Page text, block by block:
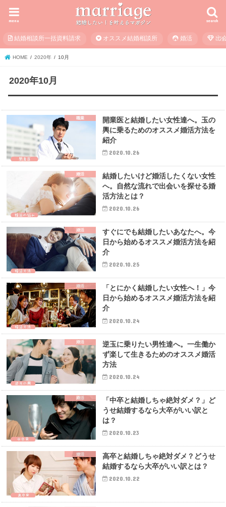
search
menu
結婚相談所一括資料請求 オススメ結婚相談所 婚活 出
HOME 2020年 10月
2020年10月
職業
開業医と結婚したい女性達へ。玉の
輿に乗るためのオススメ婚活方法を
紹介
2020.10.26
婚活
結婚したいけど婚活したくない女性
へ。自然な流れで出会いを探せる婚
活方法とは？
2020.10.26
婚活
すぐにでも結婚したいあなたへ。今
日から始めるオススメ婚活方法を紹
介
2020.10.25
婚活
「とにかく結婚したい女性へ！」今
日から始めるオススメ婚活方法を紹
介
2020.10.24
婚活
逆玉に乗りたい男性達へ。一生働か
ず楽して生きるためのオススメ婚活
方法
2020.10.24
婚活
「中卒と結婚しちゃ絶対ダメ？」ど
うせ結婚するなら大卒がいい訳と
は？
2020.10.23
婚活
高卒と結婚しちゃ絶対ダメ？どうせ
結婚するなら大卒がいい訳とは？
2020.10.22